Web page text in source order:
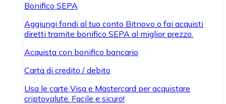
Bonifico SEPA
Aggiungi fondi al tuo conto Bitnovo o fai acquisti
diretti tramite bonifico SEPA al miglior prezzo.
Acquista con bonifico bancario
Carta di credito / debito
Usa le carte Visa e Mastercard per acquistare
criptovalute. Facile e sicuro!